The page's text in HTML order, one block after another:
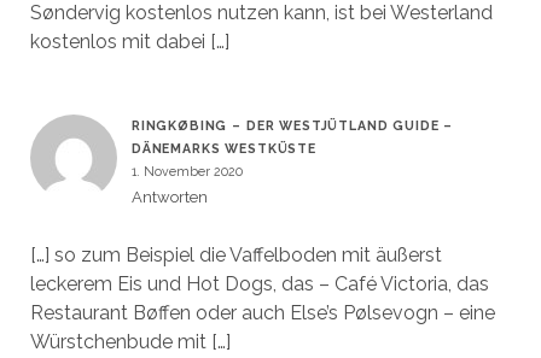
Søndervig kostenlos nutzen kann, ist bei Westerland
kostenlos mit dabei […]
RINGKØBING – DER WESTJÜTLAND GUIDE –
DÄNEMARKS WESTKÜSTE
1. November 2020
Antworten
[…] so zum Beispiel die Vaffelboden mit äußerst
leckerem Eis und Hot Dogs, das – Café Victoria, das
Restaurant Bøffen oder auch Else’s Pølsevogn – eine
Würstchenbude mit […]